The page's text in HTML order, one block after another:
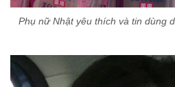
Phụ nữ Nhật yêu thích và tin dùng